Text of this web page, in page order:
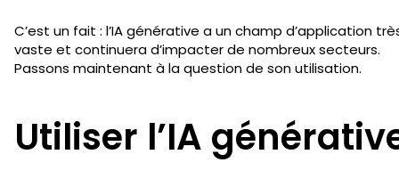
C’est un fait : l’IA générative a un champ d’application
vaste et continuera d’impacter de nombreux secteurs.
Passons maintenant à la question de son utilisation.
Utiliser l’IA